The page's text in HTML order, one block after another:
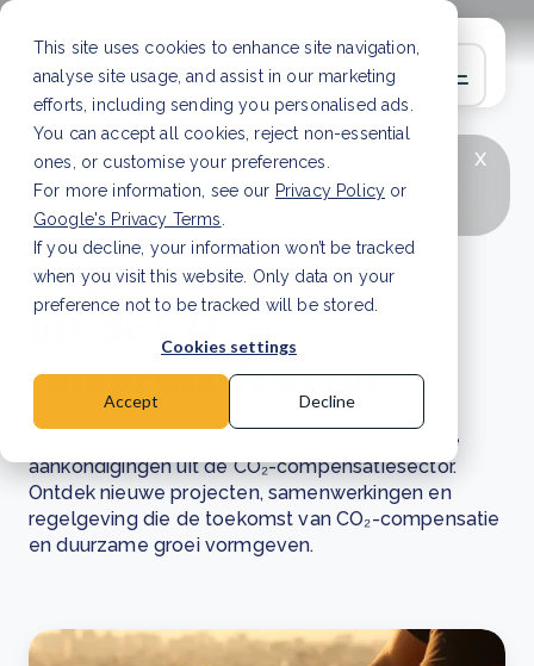
This site uses cookies to enhance site navigation,
analyse site usage, and assist in our marketing
efforts, including sending you personalised ads.
You can accept all cookies, reject non-essential
ones, or customise your preferences.
For more information, see our Privacy Policy or
Google's Privacy Terms
If you decline, your information won’t be tracked
when you visit this website. Only data on your
preference not to be tracked will be stored.
Cookies settings
Accept Decline
x
LAATSTE ARTIKEL
CSRD en uw positie als
leverancier: wat verandert er in 2026?Lees
artikel
Nieuws en updates
uit de CO₂-
compensatiesector
Blijf op de hoogte van het laatste nieuws en de
aankondigingen uit de CO₂-compensatiesector.
Ontdek nieuwe projecten, samenwerkingen en
regelgeving die de toekomst van CO₂-compensatie
en duurzame groei vormgeven.